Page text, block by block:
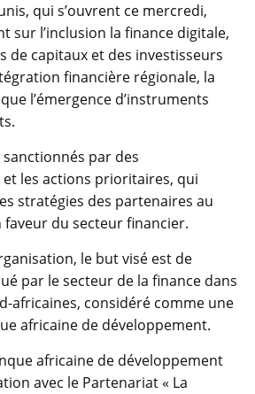
qui s’ouvrent ce mercredi,
sur l’inclusion la finance digitale,
de capitaux et des investisseurs
financière régionale, la
l’émergence d’instruments
par des
les actions prioritaires, qui
stratégies des partenaires au
du secteur financier.
le but visé est de
par le secteur de la finance dans
africaines, considéré comme une
africaine de développement.
africaine de développement
avec le Partenariat « La